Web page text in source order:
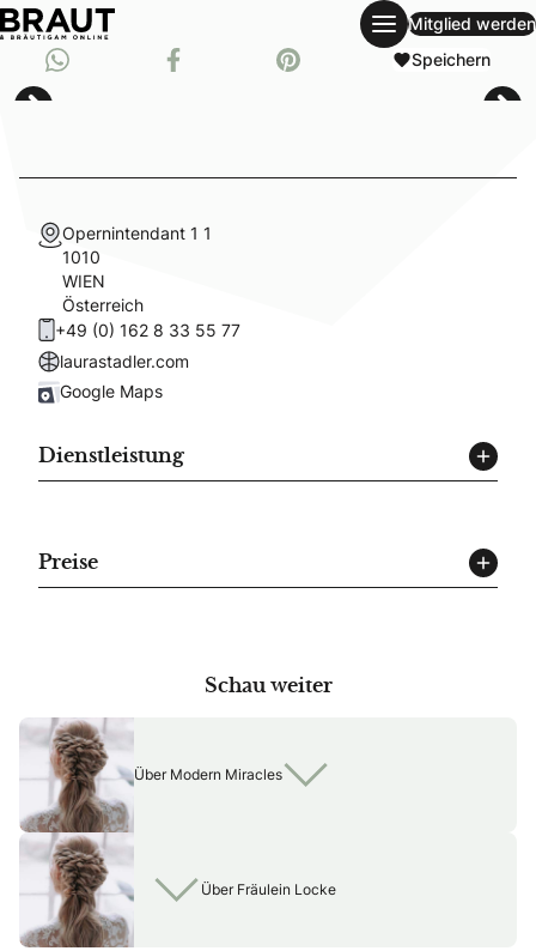
single-wedding-guide
Mitglied werden
Teilen auf WhatsappTeil auf FacebookPinnen auf Pinterest
Speichern
Opernintendant 1 1
1010
WIEN
Österreich
+49 (0) 162 8 33 55 77
laurastadler.com
Google Maps
Dienstleistung
Preise
Schau weiter
Über Fräulein Locke
Über Modern Miracles